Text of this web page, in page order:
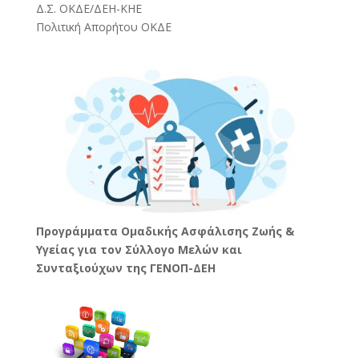
Δ.Σ. ΟΚΔΕ/ΔΕΗ-ΚΗΕ
Πολιτική Απορήτου ΟΚΔΕ
Προγράμματα Ομαδικής Ασφάλισης Ζωής &
Υγείας για τον Σύλλογο Μελών και
Συνταξιούχων της ΓΕΝΟΠ-ΔΕΗ